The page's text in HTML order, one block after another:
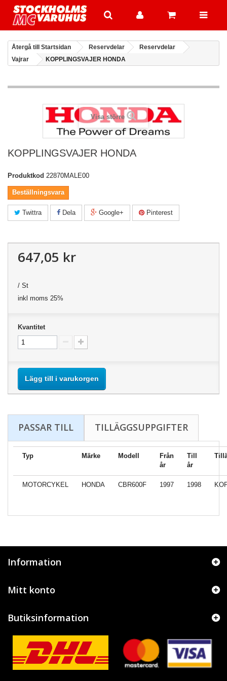
Återgå till Startsidan Reservdelar
Reservdelar
Vajrar
KOPPLINGSVAJER HONDA
Visa större
KOPPLINGSVAJER HONDA
Produktkod 22870MALE00
Beställningsvara
Twittra Dela Google+ Pinterest
647,05 kr
/ St
inkl moms 25%
Kvantitet
Lägg till i varukorgen
PASSAR TILL TILLÄGGSUPPGIFTER
Typ Märke Modell
Från
år
Till
år
MOTORCYKEL HONDA CBR600F 1997 1998
Information
Mitt konto
Butiksinformation